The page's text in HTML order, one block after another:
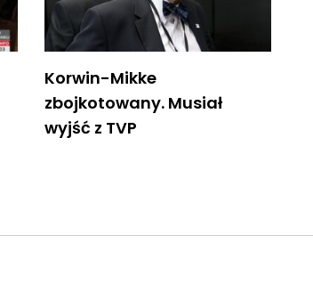
Korwin-Mikke
zbojkotowany. Musiał
wyjść z TVP